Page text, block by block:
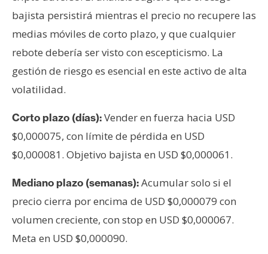
bajista persistirá mientras el precio no recupere las
medias móviles de corto plazo, y que cualquier
rebote debería ser visto con escepticismo. La
gestión de riesgo es esencial en este activo de alta
volatilidad.
Corto plazo (días):Vender en fuerza hacia USD
$0,000075, con límite de pérdida en USD
$0,000081. Objetivo bajista en USD $0,000061.
Mediano plazo (semanas):Acumular solo si el
precio cierra por encima de USD $0,000079 con
volumen creciente, con stop en USD $0,000067.
Meta en USD $0,000090.